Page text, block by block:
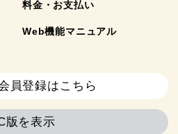
料金・お支払い
Web機能マニュアル
員登録はこちら
版を表示